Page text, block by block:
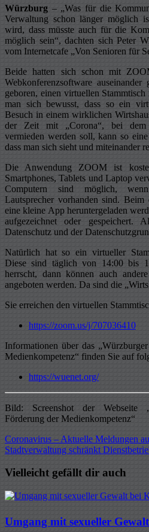
Würzburg – „Was für die
Verwaltung schon länger möglich
wird, dass müsste auch für die
möglich sein“, dachten sich Peter
vom Internetcafe „Von Senioren für
Beide hatten sich schon mit
Webkonferenzsoftware
geboren, einen virtuellen
man sich bewusst, dass so ein
Besuch in einem wirklichen
der Zeit mit „Corona“, bei dem
vermieden werden soll, kann so
dass man sich sieht und miteinander
Die Anwendung ZOOM ist
Smartphones, Tablets und Laptop
Computern sind möglich,
Lautsprecher vorhanden sind. Beim
eine kleine App heruntergeladen
aufgezeichnet oder gespeichert.
Datenschutz und der
Natürlich hat so ein virtueller
Diese sind täglich von 14:00 bis
herrscht, dann können auch
angeboten werden. Da sind die
Sie erreichen den virtuellen
https://zoom.us/j/707036410
Informationen über das
Medienkompetenz“ finden Sie auf
https://wuenet.org/
Bild: Screenshot der Webseite
Förderung der Medienkompetenz“
Beitragsnavigation
Coronavirus – Aktuelle Meldungen
Stadtverwaltung schränkt
Vielleicht gefällt dir auch
Umgang mit sexueller